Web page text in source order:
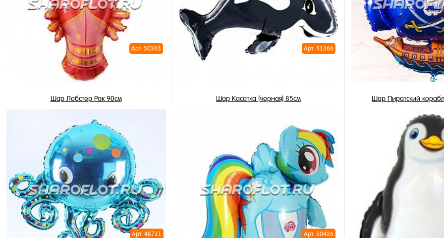
Арт: 50363
Шар Лобстер Рак 90см
750 ₽
675 ₽/ шт
В корзину
Купить в 1 клик
В избранное
В наличии
Арт: 51366
Шар Касатка (черная) 85см
В корзину
Купить в 1 клик
В избранное
В наличии
Шар Пиратский
795 ₽ /
В
Купить в 1 клик
В избранное
В наличии
Арт: 48711 Арт: 50426